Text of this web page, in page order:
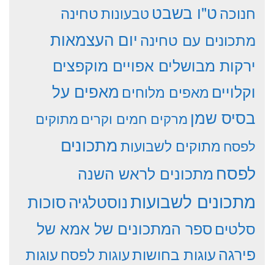
חנוכהט"ו בשבט טבעונותטחינה
מתכונים עם טחינה יום העצמאות
ירקות מבושלים אפויים מוקפצים
וקלויים מאפים מלוחים מאפים על
בסיס שמן מרקים חמים וקריםמתוקים
לפסח מתוקים לשבועותמתכונים
לפסח מתכונים לראש השנה
מתכונים לשבועותנוסטלגיהסוכות
סלטים ספר המתכונים של אמא של
פירגהעוגות בחושותעוגות לפסח עוגות